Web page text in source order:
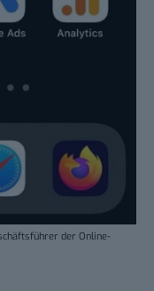
der Online-